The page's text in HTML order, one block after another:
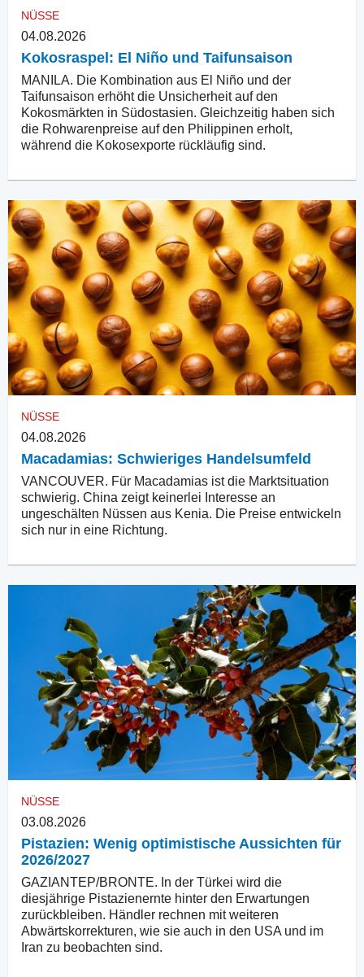
NÜSSE
04.08.2026
Kokosraspel: El Niño und Taifunsaison
MANILA. Die Kombination aus El Niño und der
Taifunsaison erhöht die Unsicherheit auf den
Kokosmärkten in Südostasien. Gleichzeitig haben sich
die Rohwarenpreise auf den Philippinen erholt,
während die Kokosexporte rückläufig sind.
NÜSSE
04.08.2026
Macadamias: Schwieriges Handelsumfeld
VANCOUVER. Für Macadamias ist die Marktsituation
schwierig. China zeigt keinerlei Interesse an
ungeschälten Nüssen aus Kenia. Die Preise entwickeln
sich nur in eine Richtung.
NÜSSE
03.08.2026
Pistazien: Wenig optimistische Aussichten für
2026/2027
GAZIANTEP/BRONTE. In der Türkei wird die
diesjährige Pistazienernte hinter den Erwartungen
zurückbleiben. Händler rechnen mit weiteren
Abwärtskorrekturen, wie sie auch in den USA und im
Iran zu beobachten sind.